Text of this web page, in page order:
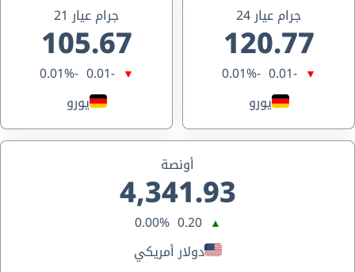
جرام عيار 24
120.77
▼
-0.01
-0.01%
يورو
جرام عيار 21
105.67
▼
-0.01
-0.01%
يورو
أونصة
4,341.93
▲
0.20
0.00%
دولار أمريكي